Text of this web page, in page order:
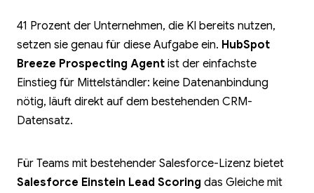
41 Prozent der Unternehmen, die KI bereits nutzen,
setzen sie genau für diese Aufgabe ein. HubSpot
Breeze Prospecting Agent ist der einfachste
Einstieg für Mittelständler: keine Datenanbindung
nötig, läuft direkt auf dem bestehenden CRM-
Datensatz.
Für Teams mit bestehender Salesforce-Lizenz bietet
Salesforce Einstein Lead Scoring das Gleiche mit